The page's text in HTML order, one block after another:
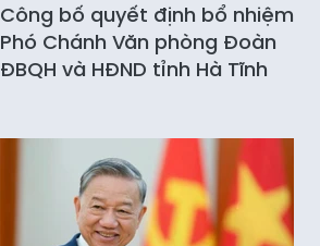
Công bố quyết định bổ nhiệm
Phó Chánh Văn phòng Đoàn
ĐBQH và HĐND tỉnh Hà Tĩnh